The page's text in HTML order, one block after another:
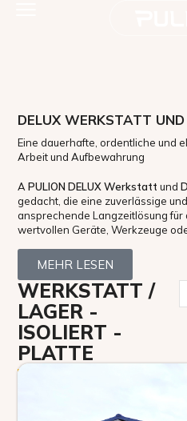
DELUX WERKSTATT
Eine dauerhafte, ordentliche und
Arbeit und Aufbewahrung
A PULION DELUX Werkstatt und
gedacht, die eine zuverlässige
ansprechende Langzeitlösung
wertvollen Geräte, Werkzeuge
MEHR LESEN
WERKSTATT /
LAGER -
ISOLIERT -
PLATTE